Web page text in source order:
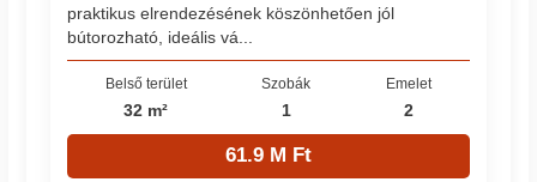
praktikus elrendezésének köszönhetően jól
bútorozható, ideális vá...
Belső terület
32 m²
Szobák
1
Emelet
2
61.9 M Ft